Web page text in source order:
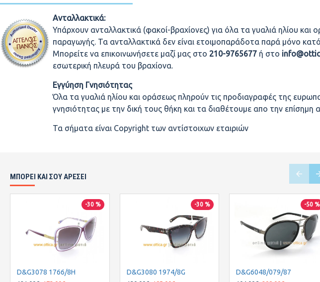
Ανταλλακτικά:
Υπάρχουν ανταλλακτικά (φακοί-βραχίονες) για όλα τα γυαλιά ηλίου
παραγωγής. Τα ανταλλακτικά δεν είναι ετοιμοπαράδοτα παρά μόνο
Μπορείτε να επικοινωνήσετε μαζί μας στο 210-9765677 ή στο
εσωτερική πλευρά του βραχίονα.
Εγγύηση Γνησιότητας
Όλα τα γυαλιά ηλίου και οράσεως πληρούν τις προδιαγραφές της
γνησιότητας με την δική τους θήκη και τα διαθέτουμε απο την επίσημη
Τα σήματα είναι Copyright των αντίστοιχων εταιριών
ΜΠΟΡΕΙ ΚΑΙ ΣΟΥ ΑΡΕΣΕΙ
-30 %
D&G3078 1766/8H
-30 %
D&G3080 1974/8G
-50 %
D&G6048/079/87